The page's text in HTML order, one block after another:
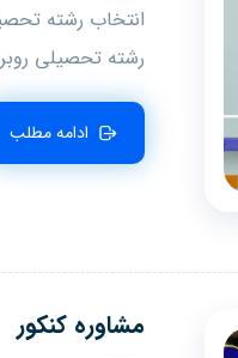
انتخاب رشته
رشته تحصیلی
ادامه مطلب
مشاوره کنکور